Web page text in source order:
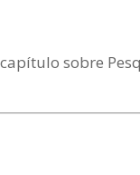
sobre